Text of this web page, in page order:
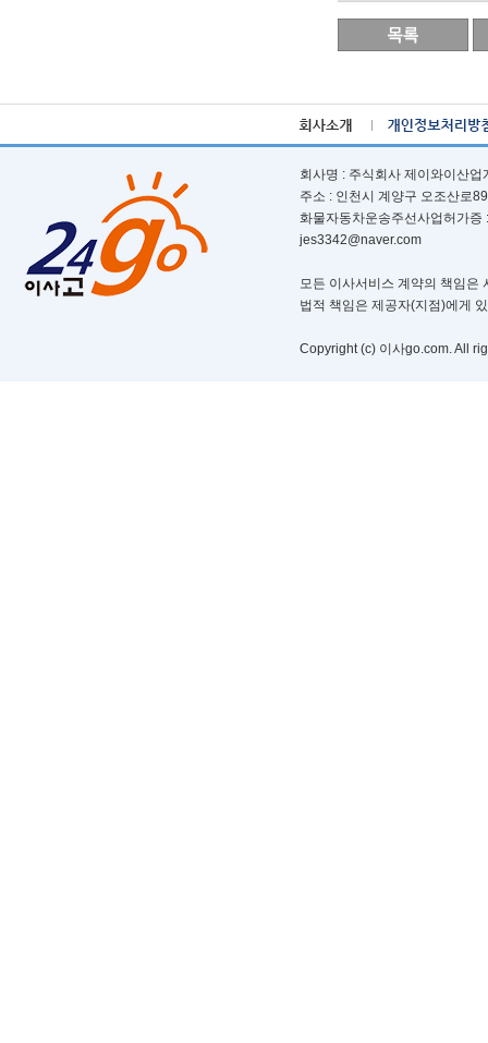
회사명 : 주식회사 제이와이산
주소 : 인천시 계양구 오조산로
화물자동차운송주선사업허가
jes3342@naver.com
모든 이사서비스 계약의 책임은
법적 책임은 제공자(지점)에게
Copyright (c) 이사go.com. All